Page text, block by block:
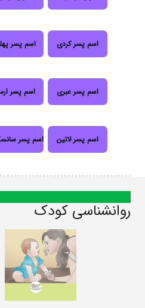
اسم پسر کردی اسم پسر
اسم پسر عبری اسم پسر
اسم پسر لاتین اسم پسر
روانشناسی کودک